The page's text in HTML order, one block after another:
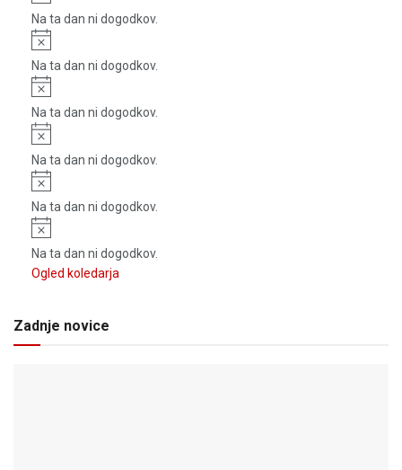
Na ta dan ni dogodkov.
Notice
Na ta dan ni dogodkov.
Notice
Na ta dan ni dogodkov.
Notice
Na ta dan ni dogodkov.
Notice
Na ta dan ni dogodkov.
Notice
Na ta dan ni dogodkov.
Ogled koledarja
Zadnje novice